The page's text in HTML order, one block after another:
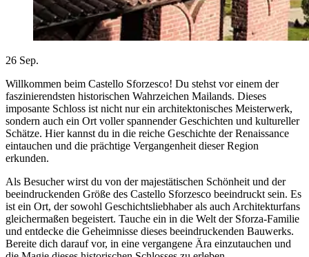
26 Sep.
Willkommen beim Castello Sforzesco! Du stehst vor einem der
faszinierendsten historischen Wahrzeichen Mailands. Dieses
imposante Schloss ist nicht nur ein architektonisches Meisterwerk,
sondern auch ein Ort voller spannender Geschichten und kultureller
Schätze. Hier kannst du in die reiche Geschichte der Renaissance
eintauchen und die prächtige Vergangenheit dieser Region
erkunden.
Als Besucher wirst du von der majestätischen Schönheit und der
beeindruckenden Größe des Castello Sforzesco beeindruckt sein. Es
ist ein Ort, der sowohl Geschichtsliebhaber als auch Architekturfans
gleichermaßen begeistert. Tauche ein in die Welt der Sforza-Familie
und entdecke die Geheimnisse dieses beeindruckenden Bauwerks.
Bereite dich darauf vor, in eine vergangene Ära einzutauchen und